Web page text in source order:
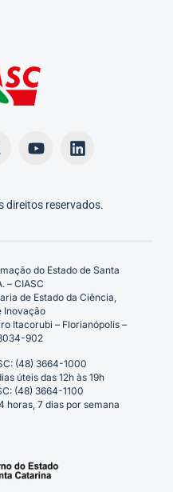
direitos reservados.
do Estado de Santa
– CIASC
de Estado da Ciência,
Inovação
Itacorubi – Florianópolis –
902
(48) 3664-1000
úteis das 12h às 19h
(48) 3664-1100
horas, 7 dias por semana